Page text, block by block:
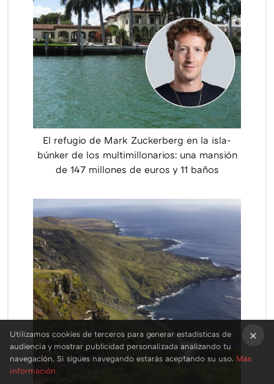
El refugio de Mark Zuckerberg en la isla-
búnker de los multimillonarios: una mansión
de 147 millones de euros y 11 baños
Utilizamos cookies de terceros para generar estadísticas de
audiencia y mostrar publicidad personalizada analizando tu
navegación. Si sigues navegando estarás aceptando su uso. Más
información